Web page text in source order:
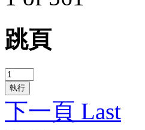
跳頁
執行
下一頁 Last